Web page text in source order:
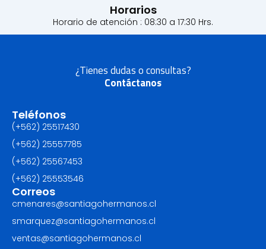
Horarios
Horario de atención : 08:30 a 17:30 Hrs.
¿Tienes dudas o consultas?
Contáctanos
Teléfonos
(+562) 25517430‬
(+562) 25557785
(+562) 25567453‬
(+562) ‪25553546
Correos
cmenares@santiagohermanos.cl
smarquez@santiagohermanos.cl
ventas@santiagohermanos.cl